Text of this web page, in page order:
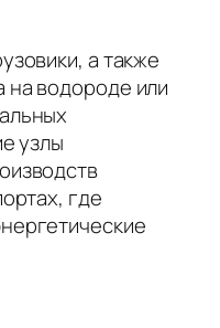
а также
водороде или
узлы
где